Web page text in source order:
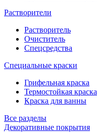
Растворители
Растворитель
Очиститель
Спецсредства
Специальные краски
Грифельная краска
Термостойкая краска
Краска для ванны
Все разделы
Декоративные покрытия